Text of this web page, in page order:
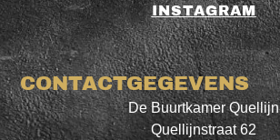
INSTAGRAM
CONTACTGEGEVENS
De Buurtkamer Quellijn
Quellijnstraat 62